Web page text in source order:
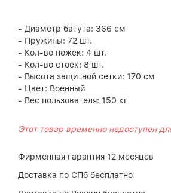
- Диаметр батута: 366 см
- Пружины: 72 шт.
- Кол-во ножек: 4 шт.
- Кол-во стоек: 8 шт.
- Высота защитной сетки: 170 см
- Цвет: Военный
- Вес пользователя: 150 кг
Этот товар временно недоступен
Фирменная гарантия 12 месяцев
Доставка по СПб бесплатно